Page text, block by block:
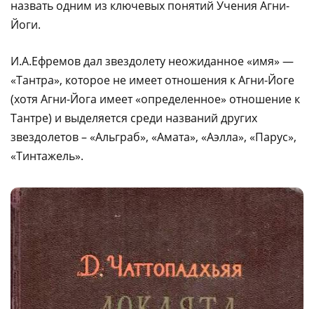
назвать одним из ключевых понятий Учения Агни-
Йоги.
И.А.Ефремов дал звездолету неожиданное «имя» —
«Тантра», которое не имеет отношения к Агни-Йоге
(хотя Агни-Йога имеет «определенное» отношение к
Тантре) и выделяется среди названий других
звездолетов – «Альграб», «Амата», «Аэлла», «Парус»,
«Тинтажель».